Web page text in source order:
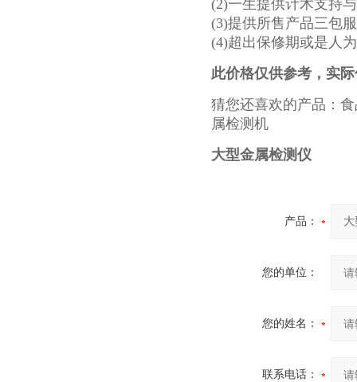
(2)一生提供计术支持
(3)提供所售产品三包
(4)超出保修期或是人
此价格仅供参考，实
猜您还喜欢的产品：
属检测机
大型金属检测仪
产品：
您的单位：
您的姓名：
联系电话：